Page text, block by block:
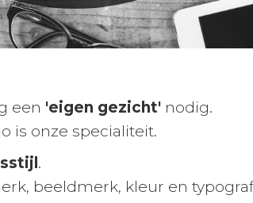
een 'eigen gezicht' nodig.
is onze specialiteit.
.
beeldmerk, kleur en